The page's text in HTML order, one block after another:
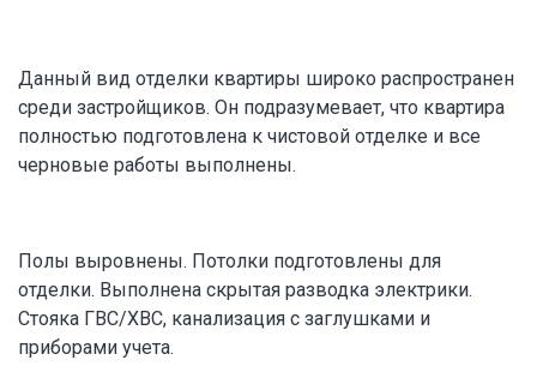
Данный вид отделки квартиры широко распространен
среди застройщиков. Он подразумевает, что квартира
полностью подготовлена к чистовой отделке и все
черновые работы выполнены.
Полы выровнены. Потолки подготовлены для
отделки. Выполнена скрытая разводка электрики.
Стояка ГВС/ХВС, канализация с заглушками и
приборами учета.